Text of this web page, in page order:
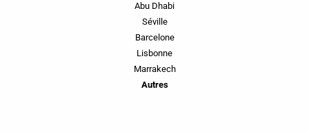
Abu Dhabi
Séville
Barcelone
Lisbonne
Marrakech
Autres